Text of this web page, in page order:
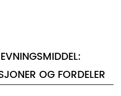
OG FORDELER